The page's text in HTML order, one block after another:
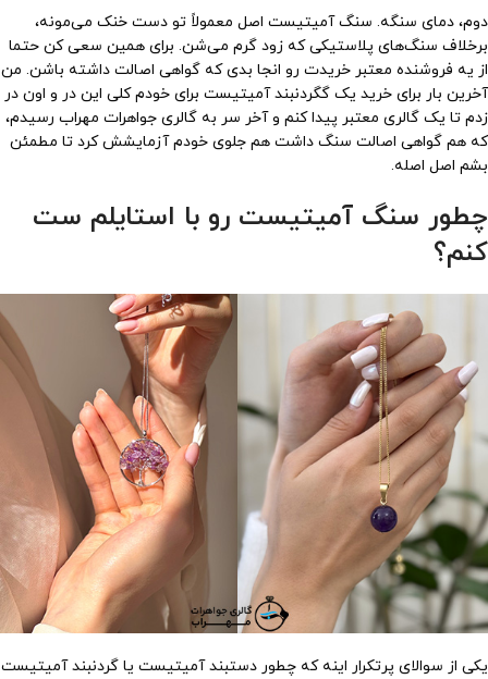
دوم، دمای سنگه. سنگ آمیتیست اصل معمولاً تو دست خنک می‌مونه،
برخلاف سنگ‌های پلاستیکی که زود گرم می‌شن. برای همین سعی کن حتما
از یه فروشنده معتبر خریدت رو انجا بدی که گواهی اصالت داشته باشن. من
آخرین بار برای خرید یک گگردنبند آمیتیست برای خودم کلی این در و اون در
زدم تا یک گالری معتبر پیدا کنم و آخر سر به گالری جواهرات مهراب رسیدم،
که هم گواهی اصالت سنگ داشت هم جلوی خودم آزمایشش کرد تا مطمئن
بشم اصل اصله.
چطور سنگ آمیتیست رو با استایلم ست
کنم؟
یکی از سوالای پرتکرار اینه که چطور دستبند آمیتیست یا گردنبند آمیتیست